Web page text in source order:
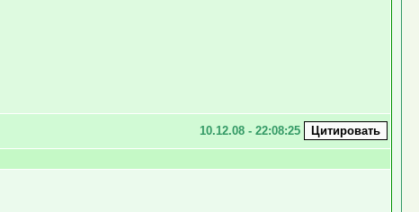
10.12.08 - 22:08:25